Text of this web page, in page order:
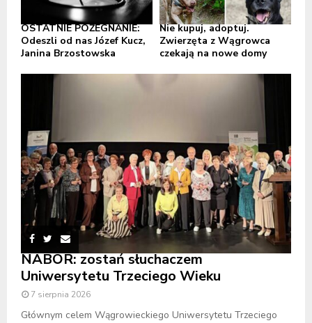
OSTATNIE POŻEGNANIE:
Odeszli od nas Józef Kucz,
Janina Brzostowska
Nie kupuj, adoptuj.
Zwierzęta z Wągrowca
czekają na nowe domy
NABÓR: zostań słuchaczem
Uniwersytetu Trzeciego Wieku
7 sierpnia 2026
Głównym celem Wągrowieckiego Uniwersytetu Trzeciego